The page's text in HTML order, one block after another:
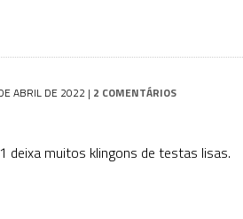
ABRIL DE 2022 | 2 COMENTÁRIOS
deixa muitos klingons de testas lisas.